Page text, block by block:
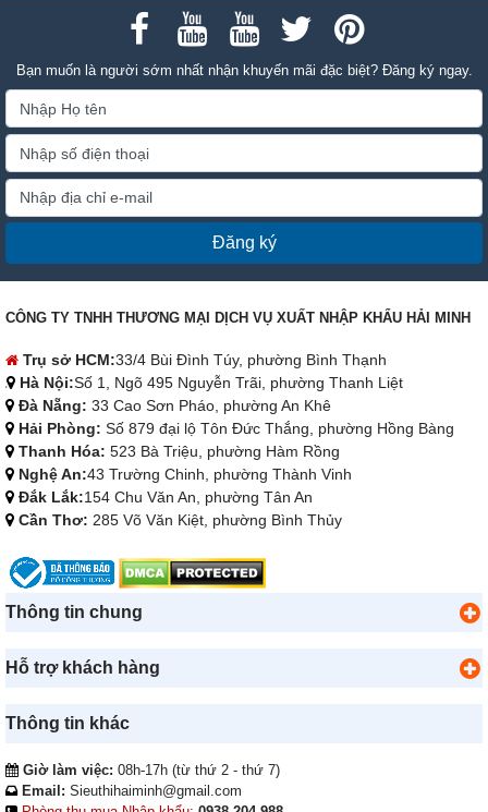
Bạn muốn là người sớm nhất nhận khuyến mãi đặc biệt? Đăng ký ngay.
Đăng ký
CÔNG TY TNHH THƯƠNG MẠI DỊCH VỤ XUẤT NHẬP KHẨU HẢI MINH
Trụ sở HCM:33/4 Bùi Đình Túy, phường Bình Thạnh
Hà Nội:Số 1, Ngõ 495 Nguyễn Trãi, phường Thanh Liệt
Đà Nẵng: 33 Cao Sơn Pháo, phường An Khê
Hải Phòng: Số 879 đại lộ Tôn Đức Thắng, phường Hồng Bàng
Thanh Hóa: 523 Bà Triệu, phường Hàm Rồng
Nghệ An:43 Trường Chinh, phường Thành Vinh
Đắk Lắk:154 Chu Văn An, phường Tân An
Cần Thơ: 285 Võ Văn Kiệt, phường Bình Thủy
Thông tin chung
Hỗ trợ khách hàng
Thông tin khác
Giờ làm việc: 08h-17h (từ thứ 2 - thứ 7)
Email: Sieuthihaiminh@gmail.com